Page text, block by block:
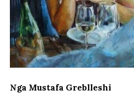
Nga Mustafa Greblleshi